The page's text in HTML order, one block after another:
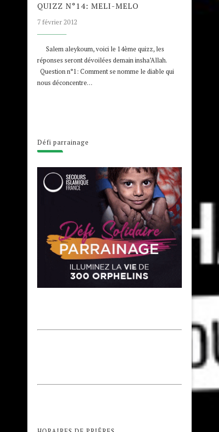
QUIZZ N°14: MELI-MELO
7 février 2012
Salem aleykoum, voici le 14ème quizz, les
réponses seront dévoilées demain insha’Allah.
Question n°1: Comment se nomme le diable qui
nous déconcentre…
Défi parrainage